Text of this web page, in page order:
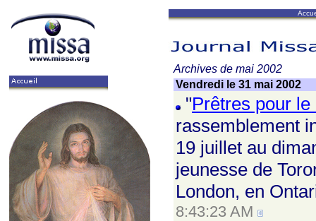
Archives de mai 2002
Vendredi le 31 mai 2002
"Prêtres pour
rassemblement
19 juillet au
jeunesse de
London, en
8:43:23 AM